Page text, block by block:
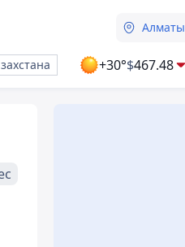
Алматы
+30°$467.48